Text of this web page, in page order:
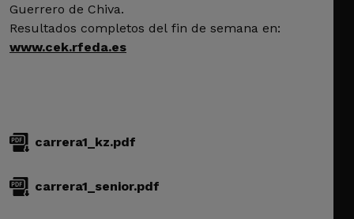
Guerrero de Chiva.
Resultados completos del fin de semana en:
www.cek.rfeda.es
carrera1_kz.pdf
carrera1_senior.pdf